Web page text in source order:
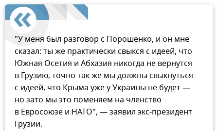
"У меня был разговор с Порошенко, и он мне
сказал: ты же практически свыкся с идеей, что
Южная Осетия и Абхазия никогда не вернутся
в Грузию, точно так же мы должны свыкнуться
с идеей, что Крыма уже у Украины не будет —
но зато мы это поменяем на членство
в Евросоюзе и НАТО", — заявил экс-президент
Грузии.